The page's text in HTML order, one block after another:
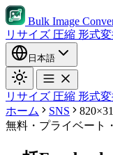
Bulk Image
リサイズ 圧縮 形式
日本語
リサイズ 圧縮 形式
ホーム
SNS
無料・プライベート